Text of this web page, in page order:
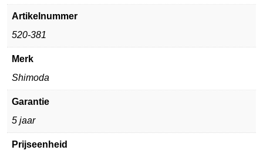
Artikelnummer
520-381
Merk
Shimoda
Garantie
5 jaar
Prijseenheid